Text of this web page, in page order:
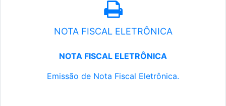
NOTA FISCAL ELETRÔNICA
NOTA FISCAL ELETRÔNICA
Emissão de Nota Fiscal Eletrônica.